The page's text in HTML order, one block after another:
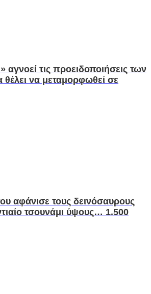
τις προειδοποιήσεις των
θέλει να μεταμορφωθεί σε
αφάνισε τους δεινόσαυρους
τσουνάμι ύψους… 1.500